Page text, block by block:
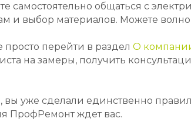
самостоятельно общаться с
и выбор материалов. Можете
просто перейти в раздел О
на замеры, получить
вы уже сделали единственно
ПрофРемонт ждет вас.